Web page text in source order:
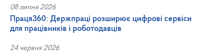
08 липня 2026
Праця360: Держпраці розширює цифрові сервіси
для працівників і роботодавців
24 червня 2026